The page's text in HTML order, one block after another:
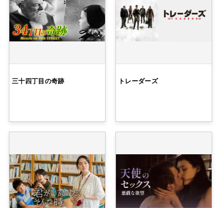
三十四丁目の奇跡 トレーダーズ